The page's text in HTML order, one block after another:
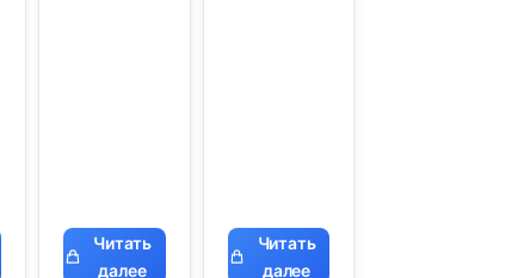
Читать
далее
Читать
далее